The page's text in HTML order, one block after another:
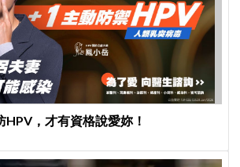
，才有資格說愛妳！